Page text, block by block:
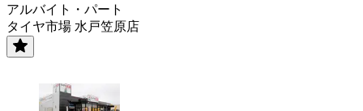
アルバイト・パート
タイヤ市場 水戸笠原店